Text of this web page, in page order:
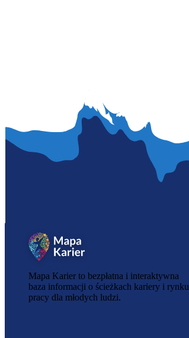
Mapa Karier to bezpłatna i interaktywna
baza informacji o ścieżkach kariery i rynku
pracy dla młodych ludzi.